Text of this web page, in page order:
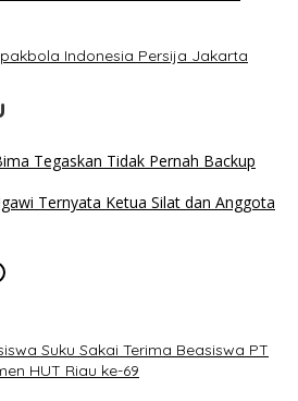
Indonesia Persija Jakarta
Tegaskan Tidak Pernah Backup
Ternyata Ketua Silat dan Anggota
Suku Sakai Terima Beasiswa PT
HUT Riau ke-69